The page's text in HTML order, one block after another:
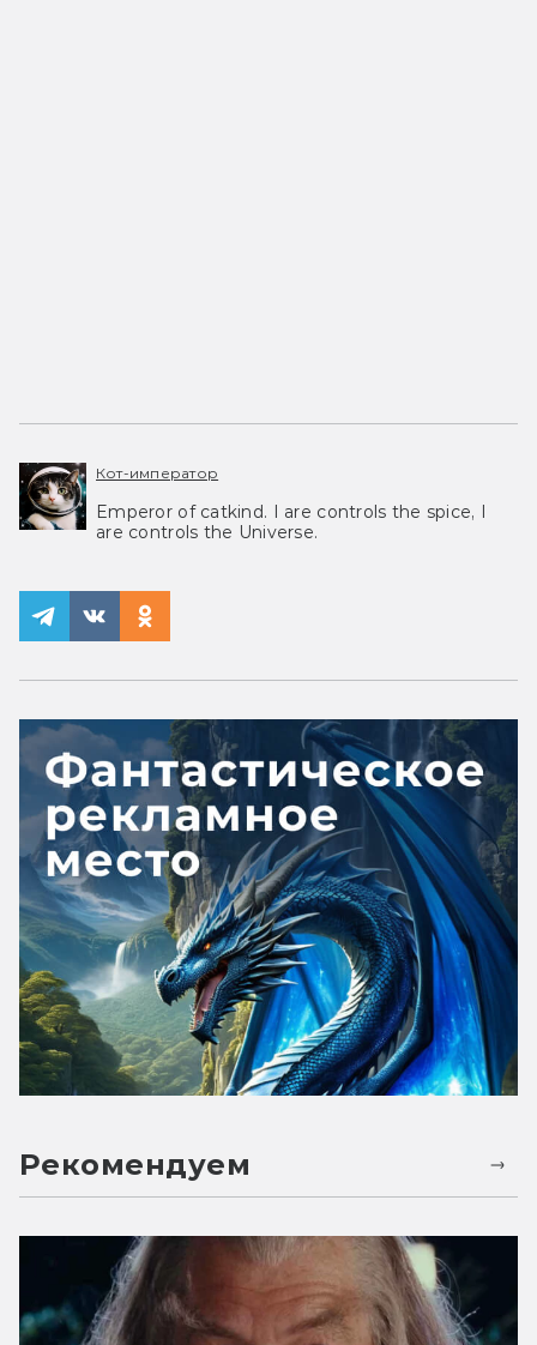
Кот-император
Emperor of catkind. I are controls the spice, I
are controls the Universe.
Рекомендуем